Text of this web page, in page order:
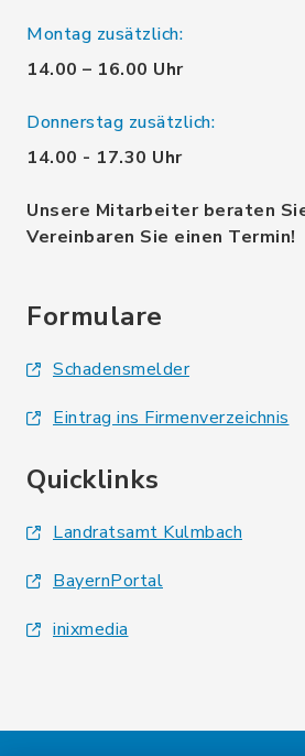
Montag zusätzlich:
14.00 – 16.00 Uhr
Donnerstag zusätzlich:
14.00 - 17.30 Uhr
Unsere Mitarbeiter beraten
Vereinbaren Sie einen Termin!
Formulare
Schadensmelder
Eintrag ins Firmenverzeichnis
Quicklinks
Landratsamt Kulmbach
BayernPortal
inixmedia